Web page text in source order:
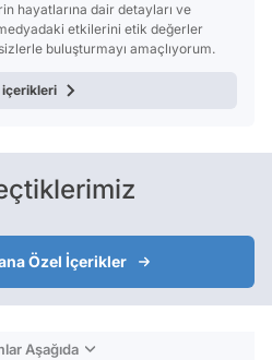
hayatlarına dair detayları ve
etkilerini etik değerler
buluşturmayı amaçlıyorum.
içerikleri
Özel İçerikler
Aşağıda